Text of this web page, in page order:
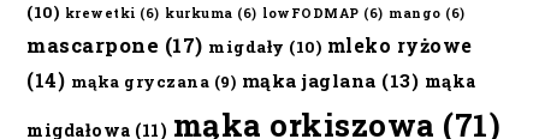
(10) krewetki (6) kurkuma (6) lowFODMAP (6) mango (6)
mascarpone (17) migdały (10) mleko ryżowe
(14) mąka gryczana (9) mąka jaglana (13) mąka
migdałowa (11) mąka orkiszowa (71)